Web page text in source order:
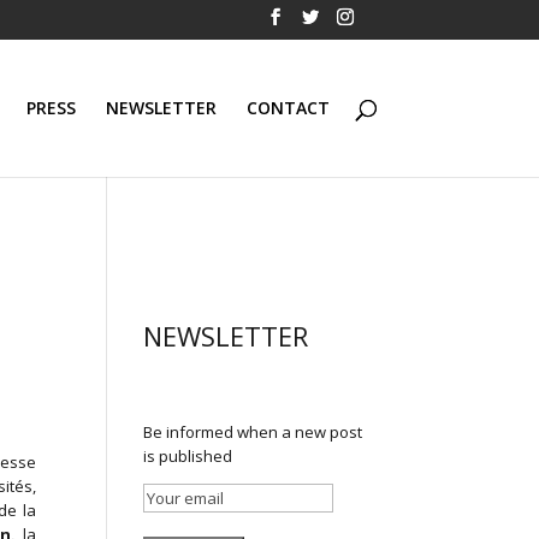
PRESS NEWSLETTER CONTACT
la
, la
NEWSLETTER
Be informed when a new post
is published